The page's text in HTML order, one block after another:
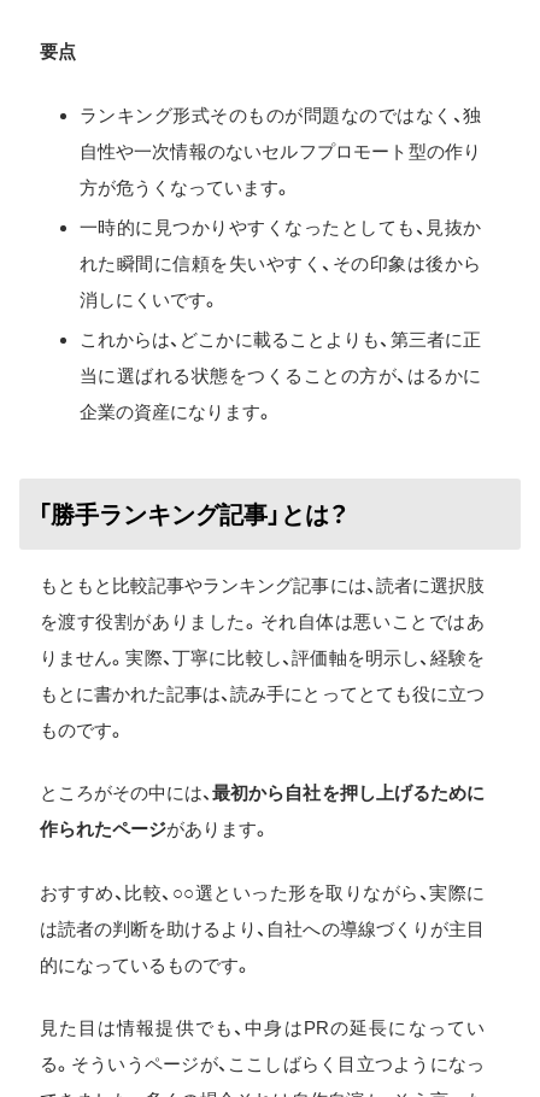
要点
ランキング形式そのものが問題なのではなく、独
自性や一次情報のないセルフプロモート型の作り
方が危うくなっています。
一時的に見つかりやすくなったとしても、見抜か
れた瞬間に信頼を失いやすく、その印象は後から
消しにくいです。
これからは、どこかに載ることよりも、第三者に正
当に選ばれる状態をつくることの方が、はるかに
企業の資産になります。
「勝手ランキング記事」とは？
もともと比較記事やランキング記事には、読者に選択肢
を渡す役割がありました。それ自体は悪いことではあ
りません。実際、丁寧に比較し、評価軸を明示し、経験を
もとに書かれた記事は、読み手にとってとても役に立つ
ものです。
ところがその中には、最初から自社を押し上げるために
作られたページがあります。
おすすめ、比較、○○選といった形を取りながら、実際に
は読者の判断を助けるより、自社への導線づくりが主目
的になっているものです。
見た目は情報提供でも、中身はPRの延長になってい
る。そういうページが、ここしばらく目立つようになっ